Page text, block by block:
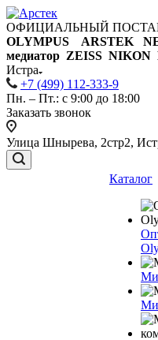
ОФИЦИАЛЬНЫЙ
OLYMPUS ARSTEK
медиатор ZEISS NIKON
Истра
+7 (499) 112-333-9
Пн. – Пт.: с 9:00 до 18:00
Заказать звонок
Улица Шнырева, 2стр2,
Каталог